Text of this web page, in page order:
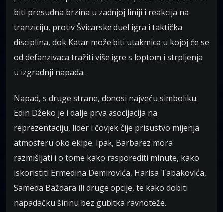
biti presudna brzina u zadnjoj liniji i reakcija na
tranziciju, protiv Švicarske duel igra i taktička
disciplina, dok Katar može biti utakmica u kojoj će se
od defanzivaca tražiti više igre s loptom i strpljenja
u izgradnji napada.
Napad, s druge strane, donosi najveću simboliku.
Edin Džeko je i dalje prva asocijacija na
reprezentaciju, lider i čovjek čije prisustvo mijenja
atmosferu oko ekipe. Ipak, Barbarez mora
razmišljati i o tome kako rasporediti minute, kako
iskoristiti Ermedina Demirovića, Harisa Tabakovića,
Sameda Baždara ili druge opcije, te kako dobiti
napadačku širinu bez gubitka ravnoteže.